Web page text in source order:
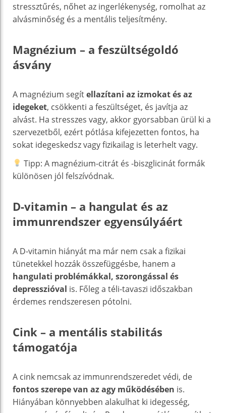
stressztűrés, nőhet az ingerlékenység, romolhat az
alvásminőség és a mentális teljesítmény.
Magnézium – a feszültségoldó
ásvány
A magnézium segítellazítani az izmokat és az
idegeket, csökkenti a feszültséget, és javítja az
alvást. Ha stresszes vagy, akkor gyorsabban ürül ki a
szervezetből, ezért pótlása kifejezetten fontos, ha
sokat idegeskedsz vagy fizikailag is leterhelt vagy.
Tipp: A magnézium-citrát és -biszglicinát formák
különösen jól felszívódnak.
D-vitamin – a hangulat és az
immunrendszer egyensúlyáért
A D-vitamin hiányát ma már nem csak a fizikai
tünetekkel hozzák összefüggésbe, hanem a
hangulati problémákkal, szorongással és
depresszióval is. Főleg a téli-tavaszi időszakban
érdemes rendszeresen pótolni.
Cink – a mentális stabilitás
támogatója
A cink nemcsak az immunrendszeredet védi, de
fontos szerepe van az agy működésében is.
Hiányában könnyebben alakulhat ki idegesség,